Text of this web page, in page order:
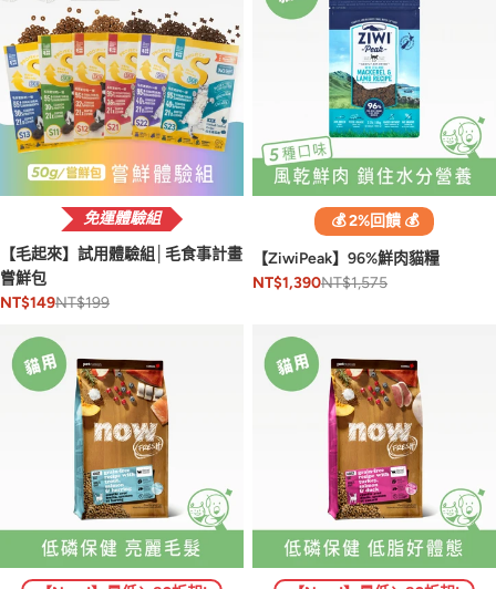
免運體驗組
【毛起來】試用體驗組│毛食事計畫
嘗鮮包
NT$149NT$199
💰 2%回饋 💰
【ZiwiPeak】96%鮮肉貓糧
NT$1,390NT$1,575